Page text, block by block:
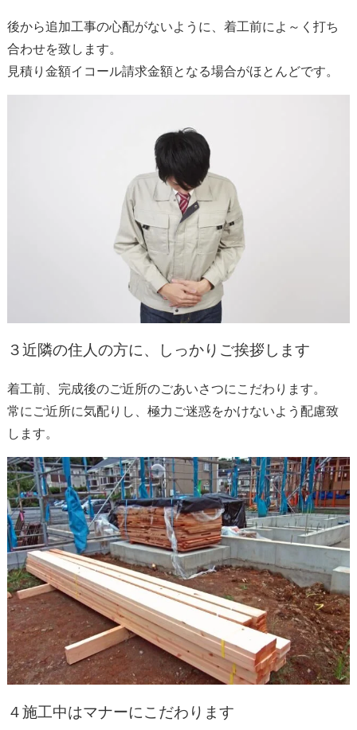
後から追加工事の心配がないように、着工前によ～く打ち
合わせを致します。
見積り金額イコール請求金額となる場合がほとんどです。
３近隣の住人の方に、しっかりご挨拶します
着工前、完成後のご近所のごあいさつにこだわります。
常にご近所に気配りし、極力ご迷惑をかけないよう配慮致
します。
４施工中はマナーにこだわります